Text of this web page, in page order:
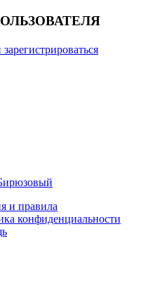
и правила
конфиденциальности